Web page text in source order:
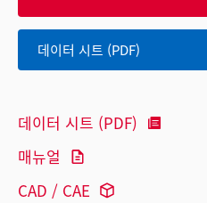
데이터 시트 (PDF)
데이터 시트 (PDF)
매뉴얼
CAD / CAE